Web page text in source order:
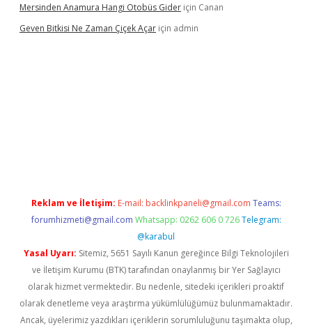
Mersinden Anamura Hangi Otobüs Gider için Canan
Geven Bitkisi Ne Zaman Çiçek Açar için admin
Reklam ve İletişim: E-mail: backlinkpaneli@gmail.com Teams:
forumhizmeti@gmail.com Whatsapp: 0262 606 0 726 Telegram:
@karabul
Yasal Uyarı: Sitemiz, 5651 Sayılı Kanun gereğince Bilgi Teknolojileri
ve İletişim Kurumu (BTK) tarafından onaylanmış bir Yer Sağlayıcı
olarak hizmet vermektedir. Bu nedenle, sitedeki içerikleri proaktif
olarak denetleme veya araştırma yükümlülüğümüz bulunmamaktadır.
Ancak, üyelerimiz yazdıkları içeriklerin sorumluluğunu taşımakta olup,